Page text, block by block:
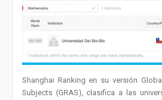
Shanghai Ranking en su versión
Subjects (GRAS), clasifica a las